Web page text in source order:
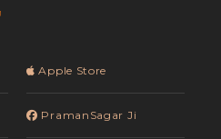
Apple Store
PramanSagar Ji